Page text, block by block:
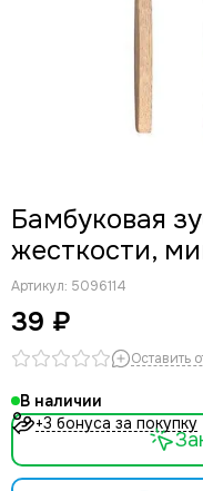
Бамбуковая
жесткости,
Артикул: 5096114
39 ₽
Оставить
В наличии
+3 бонуса за покупку